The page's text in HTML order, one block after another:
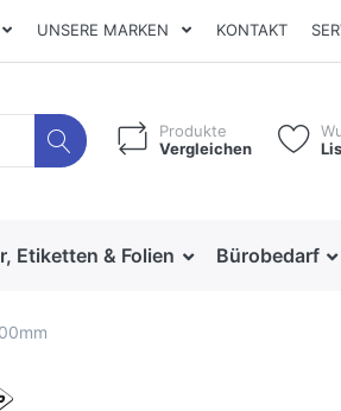
UNSERE MARKEN KONTAKT
Produkte
Vergleichen
Etiketten & Folien Bürobedarf